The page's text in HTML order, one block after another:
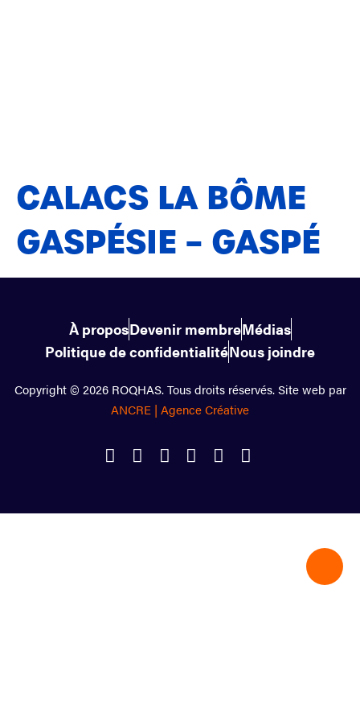
CALACS LA BÔME
GASPÉSIE – GASPÉ
À proposDevenir membreMédias
Politique de confidentialitéNous joindre
Copyright © 2026 ROQHAS. Tous droits réservés. Site web par
ANCRE | Agence Créative